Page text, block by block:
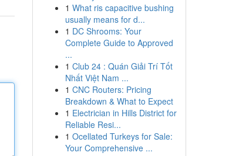
1 What ris capacitive bushing
usually means for d...
1 DC Shrooms: Your
Complete Guide to Approved
...
1 Club 24 : Quán Giải Trí Tốt
Nhất Việt Nam ...
1 CNC Routers: Pricing
Breakdown & What to Expect
1 Electrician in Hills District for
Reliable Resi...
1 Ocellated Turkeys for Sale:
Your Comprehensive ...